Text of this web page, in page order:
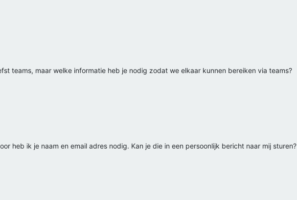
teams, maar welke informatie heb je nodig zodat we elkaar kunnen bereiken via teams?
heb ik je naam en email adres nodig. Kan je die in een persoonlijk bericht naar mij sturen?